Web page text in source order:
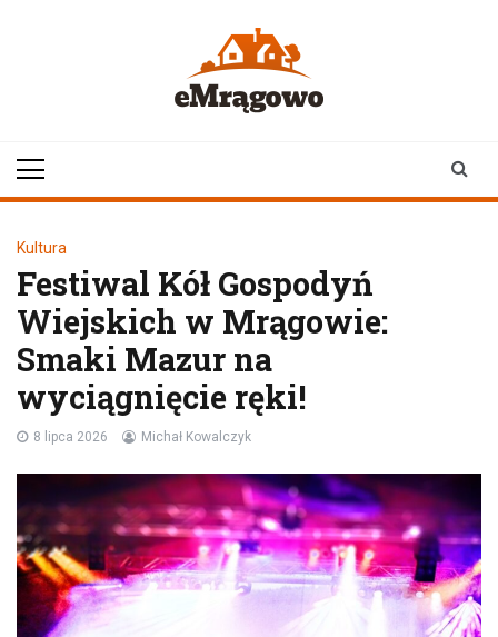
Kultura
Festiwal Kół Gospodyń
Wiejskich w Mrągowie:
Smaki Mazur na
wyciągnięcie ręki!
8 lipca 2026 Michał Kowalczyk